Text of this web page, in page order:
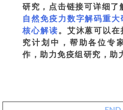
研究，点击链接可详细
自然免疫力数字解码重
核心解读。艾沐蒽可以
究计划中，帮助各位专
作，助力免疫组研究，助